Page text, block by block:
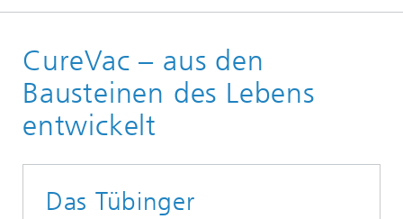
Medien
FUTUR
CureVac – aus den
Bausteinen des Lebens
entwickelt
Das Tübinger